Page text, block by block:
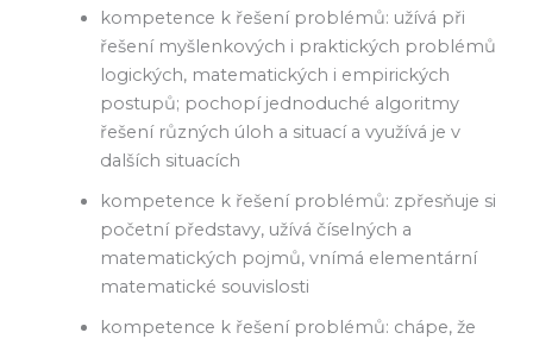
kompetence k řešení problémů: užívá při
řešení myšlenkových i praktických problémů
logických, matematických i empirických
postupů; pochopí jednoduché algoritmy
řešení různých úloh a situací a využívá je v
dalších situacích
kompetence k řešení problémů: zpřesňuje si
početní představy, užívá číselných a
matematických pojmů, vnímá elementární
matematické souvislosti
kompetence k řešení problémů: chápe, že